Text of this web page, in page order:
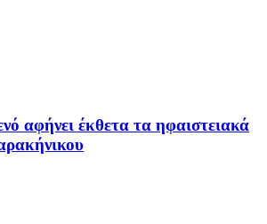
αφήνει έκθετα τα ηφαιστειακά